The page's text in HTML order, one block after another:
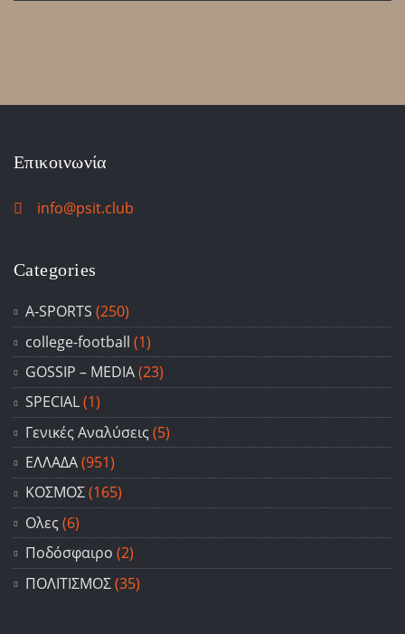
Επικοινωνία
info@psit.club
Categories
A-SPORTS (250)
college-football (1)
GOSSIP – ΜΕDIA(23)
SPECIAL(1)
Γενικές Αναλύσεις (5)
ΕΛΛΑΔΑ(951)
ΚΟΣΜΟΣ(165)
Ολες (6)
Ποδόσφαιρο (2)
ΠΟΛΙΤΙΣΜΟΣ(35)